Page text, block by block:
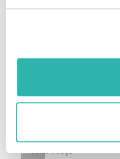
Melhor Preço